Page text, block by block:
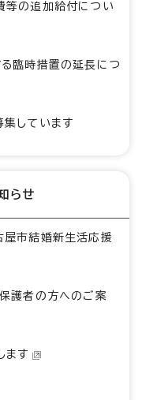
等の追加給付につい
臨時措置の延長につ
しています
らせ
市結婚新生活応援
護者の方へのご案
ます